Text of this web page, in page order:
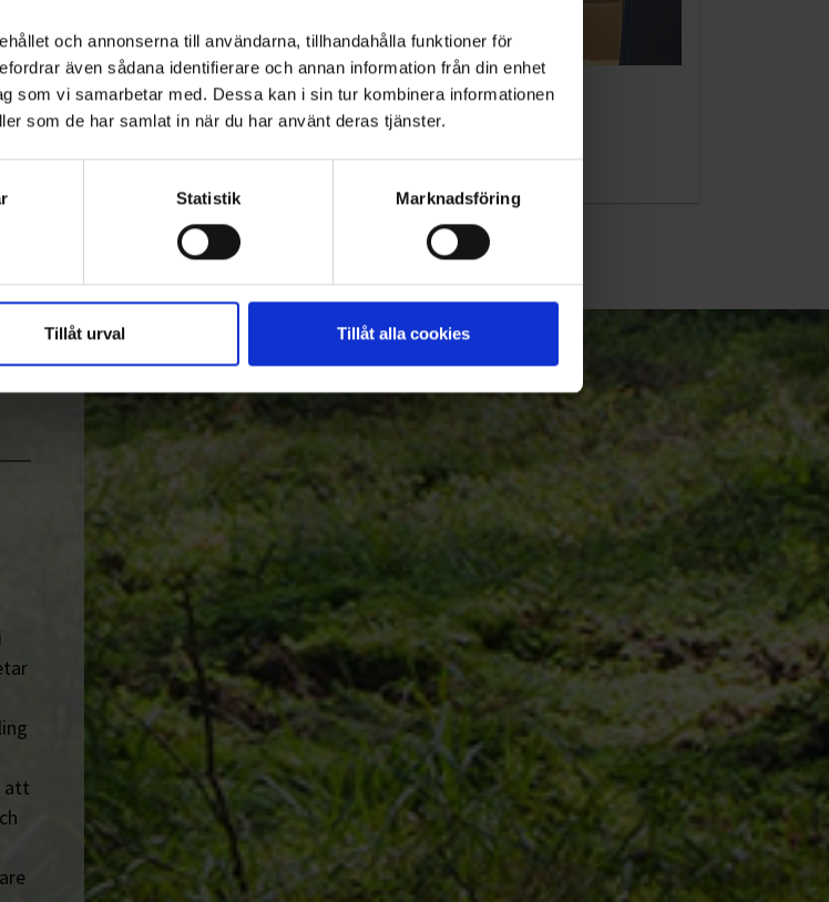
och annonserna till användarna, tillhandahålla funktioner för
även sådana identifierare och annan information från din enhet
som vi samarbetar med. Dessa kan i sin tur kombinera informationen
som de har samlat in när du har använt deras tjänster.
Statistik Marknadsföring
Tillåt urval Tillåt alla cookies
KUNDTJÄNST
010-45 00 200​
info@ohlssons.se
att